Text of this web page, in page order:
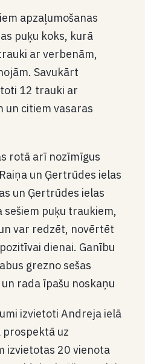
apzaļumošanas
puķu koks, kurā
ar verbenām,
Savukārt
12 trauki ar
un citiem vasaras
rotā arī nozīmīgus
un Ģertrūdes ielas
un Ģertrūdes ielas
puķu traukiem,
var redzēt, novērtēt
dienai. Ganību
grezno sešas
rada īpašu noskaņu
izvietoti Andreja ielā
prospektā uz
izvietotas 20 vienota